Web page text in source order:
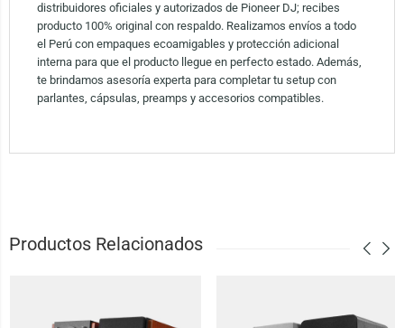
distribuidores oficiales y autorizados de Pioneer DJ; recibes
producto 100% original con respaldo. Realizamos envíos a todo
el Perú con empaques ecoamigables y protección adicional
interna para que el producto llegue en perfecto estado. Además,
te brindamos asesoría experta para completar tu setup con
parlantes, cápsulas, preamps y accesorios compatibles.
Productos Relacionados